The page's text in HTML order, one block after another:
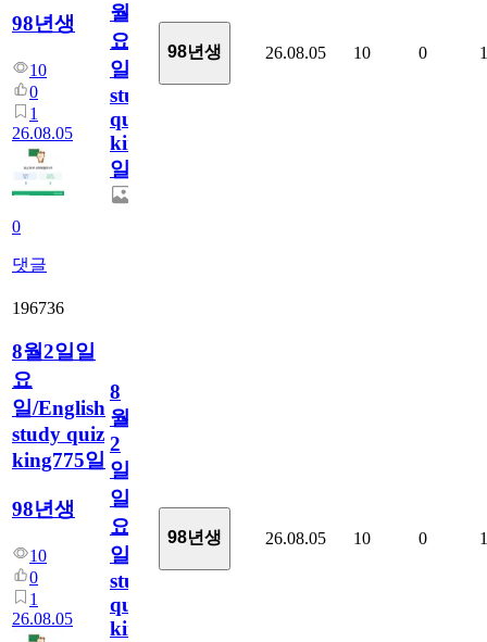
98년생
10
0
1
26.08.05
0
댓글
월
요
일/English
study
quiz
king776
일
98년생 26.08.05 10 0 1
196736
8월2일일
요
일/English
study quiz
king775일
98년생
10
0
1
26.08.05
8
월
2
일
일
요
일/English
study
quiz
king775
98년생 26.08.05 10 0 1